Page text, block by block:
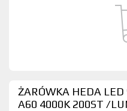
ŻARÓWKA HEDA
A60 4000K 200ST /